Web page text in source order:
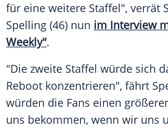
für eine weitere Staffel", verrät
Spelling (46) nun im Interview
Weekly".
"Die zweite Staffel würde sich
Reboot konzentrieren", fährt
würden die Fans einen
uns bekommen, wenn wir uns